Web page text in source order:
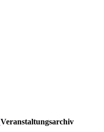
Veranstaltungsarchiv